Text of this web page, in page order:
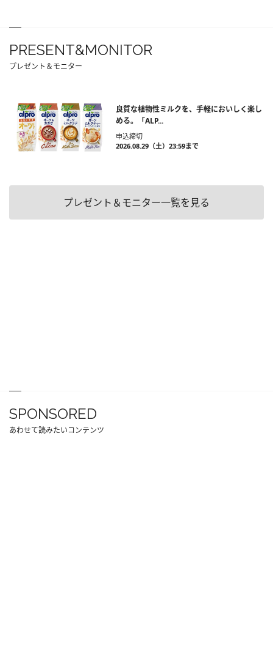
PRESENT&MONITOR
プレゼント＆モニター
良質な植物性ミルクを、手軽においしく楽し
める。「ALP...
申込締切
2026.08.29（土）23:59まで
プレゼント＆モニター一覧を見る
SPONSORED
あわせて読みたいコンテンツ